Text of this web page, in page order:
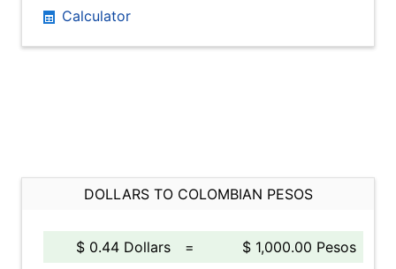
Calculator
DOLLARS TO COLOMBIAN PESOS
$ 0.44 Dollars =
$ 1,000.00 Pesos